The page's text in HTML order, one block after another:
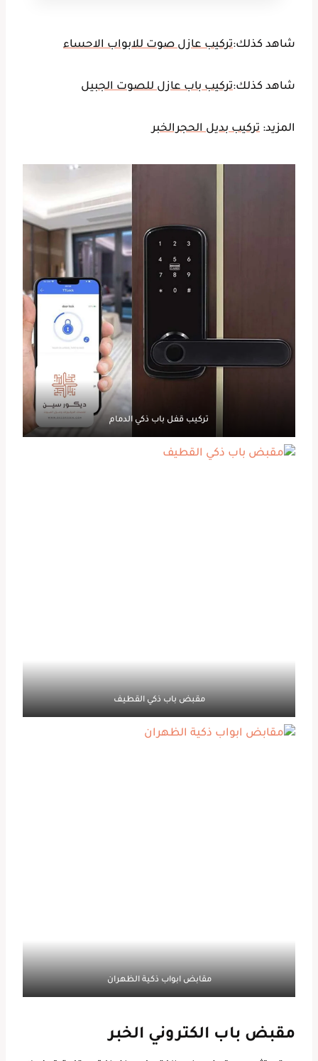
شاهد كذلك:تركيب عازل صوت للابواب الاحساء
شاهد كذلك:تركيب باب عازل للصوت الجبيل
المزيد: تركيب بديل الحجرالخبر
تركيب قفل باب ذكي الدمام
مقبض باب ذكي القطيف
مقابض ابواب ذكية الظهران
مقبض باب الكتروني الخبر